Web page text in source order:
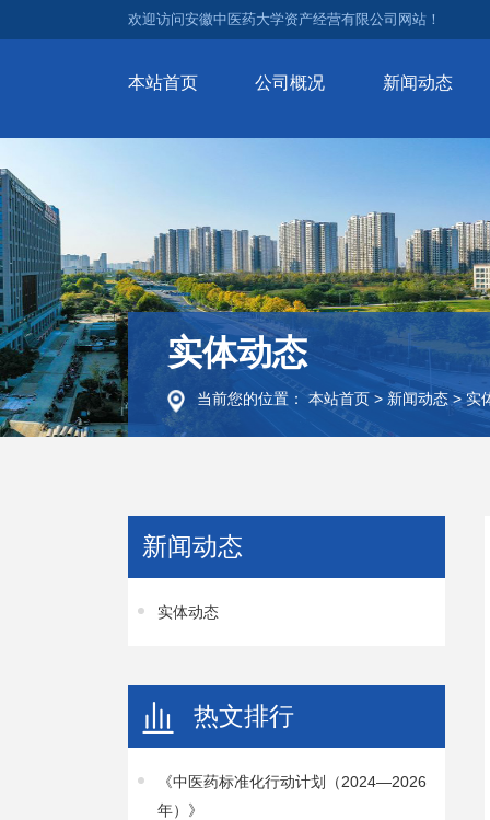
欢迎访问安徽中医药大学资产经营有限公司网站！
本站首页 公司概况 新闻动态
实体动态
当前您的位置： 本站首页> 新闻动态>实
新闻动态
实体动态
热文排行
《中医药标准化行动计划（2024—2026
年）》